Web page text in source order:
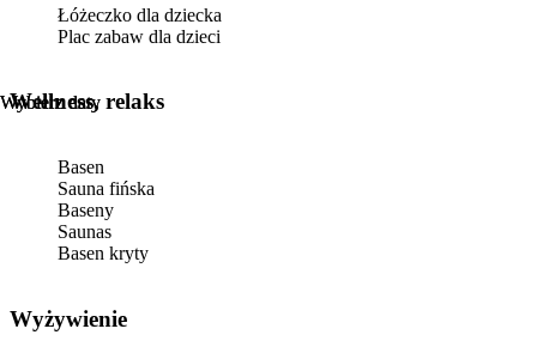
Wybierz daty
Wybierz daty
Łóżeczko dla dziecka
Plac zabaw dla dzieci
Wellness, relaks
Basen
Sauna fińska
Baseny
Saunas
Basen kryty
Wyżywienie